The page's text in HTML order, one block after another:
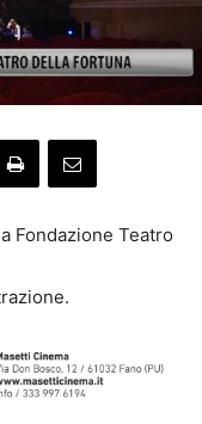
Fondazione Teatro